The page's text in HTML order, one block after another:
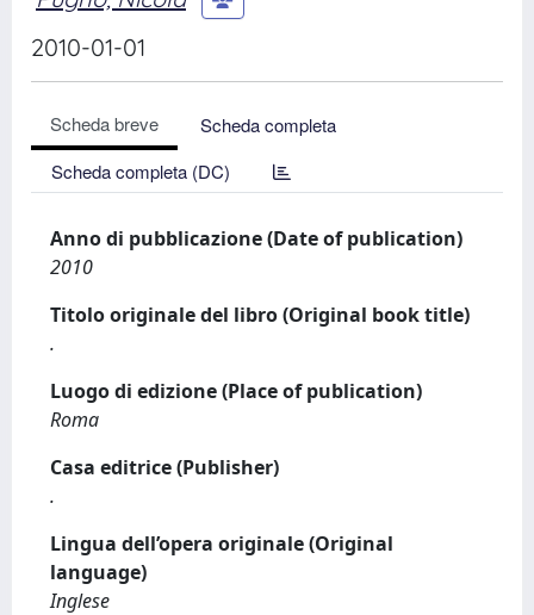
2010-01-01
Scheda breve
Scheda completa
Scheda completa (DC)
Anno di pubblicazione (Date of publication)
2010
Titolo originale del libro (Original book title)
.
Luogo di edizione (Place of publication)
Roma
Casa editrice (Publisher)
.
Lingua dell’opera originale (Original
language)
Inglese